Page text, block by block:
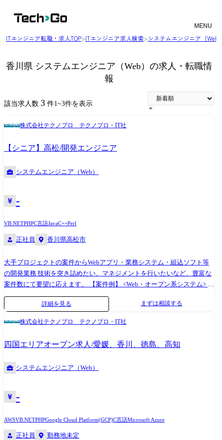
MENU
ITエンジニア転職・求人TOP>ITエンジニア求人検索>システムエンジニア（Web
香川県 システムエンジニア（Web）の求人・転職情
報
該当求人数 3 件1~3件を表示
株式会社テクノプロ テクノプロ・IT社
【シニア】高松/開発エンジニア
システムエンジニア（Web）
-
VB.NETPHPC言語JavaC++Perl
正社員 香川県高松市
大手プロジェクトの案件からWebアプリ・業務システム・組込ソフト等
の開発業務 技術を突き詰めたい、マネジメントを行いたいなど、豊富な
案件数にて要望に応えます。 【案件例】 <Web・オープン系システム> ◎
大手金融システム開発 ◎AI関連システムやWebアプリの開発 ◎Android
アプリ、スマートフォン分野での各種開発 ◎ECサイト、ポータルサイト
開発> ◎車載系制御システム開発 ◎IoT画像処理制御開発 (変更の範囲)会
社の定める業務
詳細を見る まずは相談する
株式会社テクノプロ テクノプロ・IT社
四国エリアオープン求人/愛媛、香川、徳島、高知
システムエンジニア（Web）
-
AWSVB.NETPHPGoogle Cloud Platform(GCP)C言語Microsoft Azure
正社員 勤務地未定